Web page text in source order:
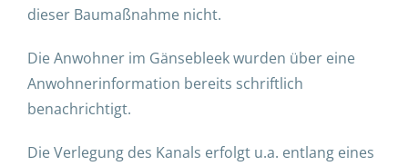
dieser Baumaßnahme nicht.
Die Anwohner im Gänsebleek wurden über eine
Anwohnerinformation bereits schriftlich
benachrichtigt.
Die Verlegung des Kanals erfolgt u.a. entlang eines